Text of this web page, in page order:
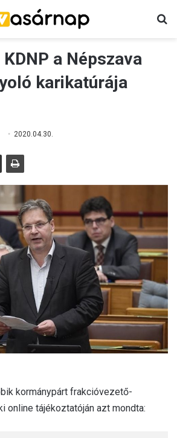
a Népszava
karikatúrája
a
2020.04.30.
kormánypárt frakcióvezető-
online tájékoztatóján azt mondta: